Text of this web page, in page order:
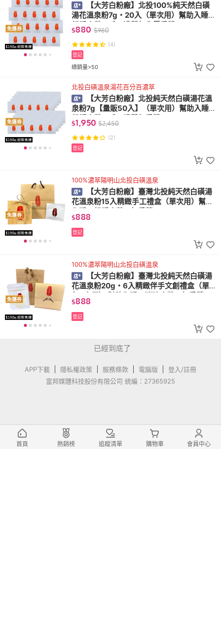
免運券
【大芳白粉廠】北投100%純天然白磺
湯花溫泉粉7g・20入（單次用）幫助入睡、
舒緩疲勞、手工濃萃無化學香精
$880 $980
(4)
總銷量>50
登記
免運券
北投白磺溫泉湯花百分百濃萃
【大芳白粉廠】北投純天然白磺湯花溫
泉粉7g【量販50入】（單次用）幫助入睡、
舒緩疲勞、手工濃萃無香精
$1,950 $2,450
(2)
登記
免運券
100%濃萃陽明山北投白磺溫泉
【大芳白粉廠】臺灣北投純天然白磺湯
花溫泉粉15入精緻手工禮盒（單次用）幫助
$888
登記
免運券
100%濃萃陽明山北投白磺溫泉
【大芳白粉廠】臺灣北投純天然白磺湯
花溫泉粉20g・6入精緻伴手文創禮盒（單
$888
登記
已經到底了
APP下載 隱私權政策 服務條款 電腦版
登入/註冊
富邦媒體科技股份有限公司 統編：27365925
首頁 熱銷榜 追蹤清單 購物車 會員中心